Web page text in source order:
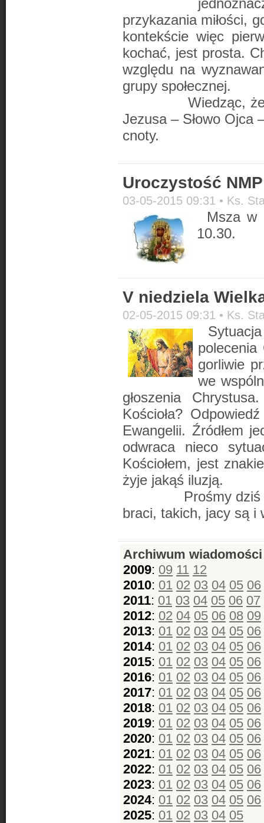
przykazania miłości,
kontekście więc
kochać, jest prosta.
względu na
grupy społecznej.
Wiedząc, że to
Jezusa – Słowo Ojca
cnoty.
Uroczystość
03-05-2015 09:31 • Ks.
Msza w
10.30.
V niedziela
02-05-2015 09:31 • Ks.
gorliwie
we
głoszenia
Kościoła?
Ewangelii. Źródłem
odwraca nieco
Kościołem, jest
żyje jakąś iluzją.
Prośmy dziś
braci, takich, jacy są i
Archiwum wiadomości
2009: 09 11 12
2010: 01 02 03 04 05 06
2011: 01 03 04 05 06 07
2012: 02 04 05 06 08 09
2013: 01 02 03 04 05 06
2014: 01 02 03 04 05 06
2015: 01 02 03 04 05 06
2016: 01 02 03 04 05 06
2017: 01 02 03 04 05 06
2018: 01 02 03 04 05 06
2019: 01 02 03 04 05 06
2020: 01 02 03 04 05 06
2021: 01 02 03 04 05 06
2022: 01 02 03 04 05 06
2023: 01 02 03 04 05 06
2024: 01 02 03 04 05 06
2025: 01 02 03 04 05